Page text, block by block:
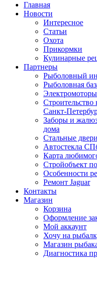
Главная
Новости
Интересное
Статьи
Охота
Прикормки
Кулинарные
Партнеры
Рыболовный
Рыболовная
Санкт-
Заборы и
дома
Стальные
Автостекла
Карта
Стройобъект
Особенности
Ремонт Jaguar
Контакты
Магазин
Корзина
Оформление
Мой аккаунт
Хочу на
Магазин
Диагностика